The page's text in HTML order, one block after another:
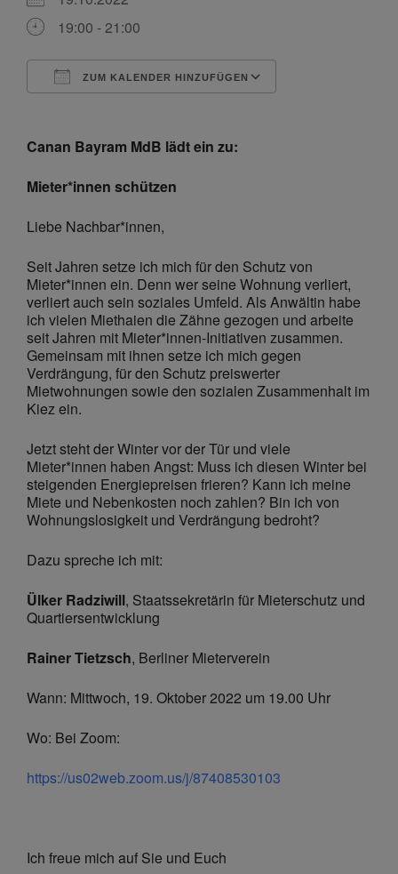
19:00 - 21:00
ZUM KALENDER HINZUFÜGEN
Canan Bayram MdB lädt ein zu:
Mieter*innen schützen
Liebe Nachbar*innen,
Seit Jahren setze ich mich für den Schutz von
Mieter*innen ein. Denn wer seine Wohnung verliert,
verliert auch sein soziales Umfeld. Als Anwältin habe
ich vielen Miethaien die Zähne gezogen und arbeite
seit Jahren mit Mieter*innen-Initiativen zusammen.
Gemeinsam mit ihnen setze ich mich gegen
Verdrängung, für den Schutz preiswerter
Mietwohnungen sowie den sozialen Zusammenhalt im
Kiez ein.
Jetzt steht der Winter vor der Tür und viele
Mieter*innen haben Angst: Muss ich diesen Winter bei
steigenden Energiepreisen frieren? Kann ich meine
Miete und Nebenkosten noch zahlen? Bin ich von
Wohnungslosigkeit und Verdrängung bedroht?
Dazu spreche ich mit:
Ülker Radziwill, Staatssekretärin für Mieterschutz und
Quartiersentwicklung
Rainer Tietzsch, Berliner Mieterverein
Wann: Mittwoch, 19. Oktober 2022 um 19.00 Uhr
Wo: Bei Zoom:
https://us02web.zoom.us/j/87408530103
Ich freue mich auf Sie und Euch